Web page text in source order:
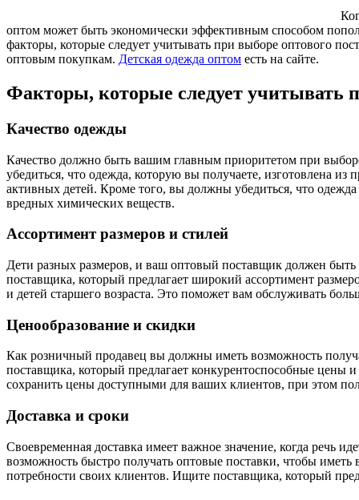
оптом может быть экономически эффективным способом
факторы, которые следует учитывать при выборе оптового
оптовым покупкам. Детская одежда оптом есть на сайте.
Факторы, которые следует учитывать
Качество одежды
Качество должно быть вашим главным приоритетом при
убедиться, что одежда, которую вы получаете, изготовлена
активных детей. Кроме того, вы должны убедиться, что одежда
вредных химических веществ.
Ассортимент размеров и стилей
Дети разных размеров, и ваш оптовый поставщик должен быть
поставщика, который предлагает широкий ассортимент
и детей старшего возраста. Это поможет вам обслуживать
Ценообразование и скидки
Как розничный продавец вы должны иметь возможность
поставщика, который предлагает конкурентоспособные цены
сохранить цены доступными для ваших клиентов, при этом
Доставка и сроки
Своевременная доставка имеет важное значение, когда речь
возможность быстро получать оптовые поставки, чтобы иметь
потребности своих клиентов. Ищите поставщика, который